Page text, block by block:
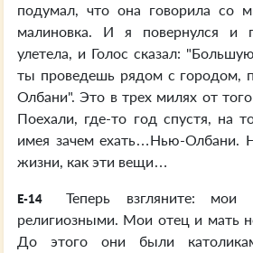
подумал, что она говорила со
малиновка. И я повернулся и
улетела, и Голос сказал:
ты проведешь рядом с городом,
Олбани". Это в трех милях от
Поехали, где-то год спустя, на
имея зачем ехать…Нью-Олбани.
жизни, как эти вещи…
E-14
Теперь взгляните:
религиозными. Мои отец и мать
До этого они были